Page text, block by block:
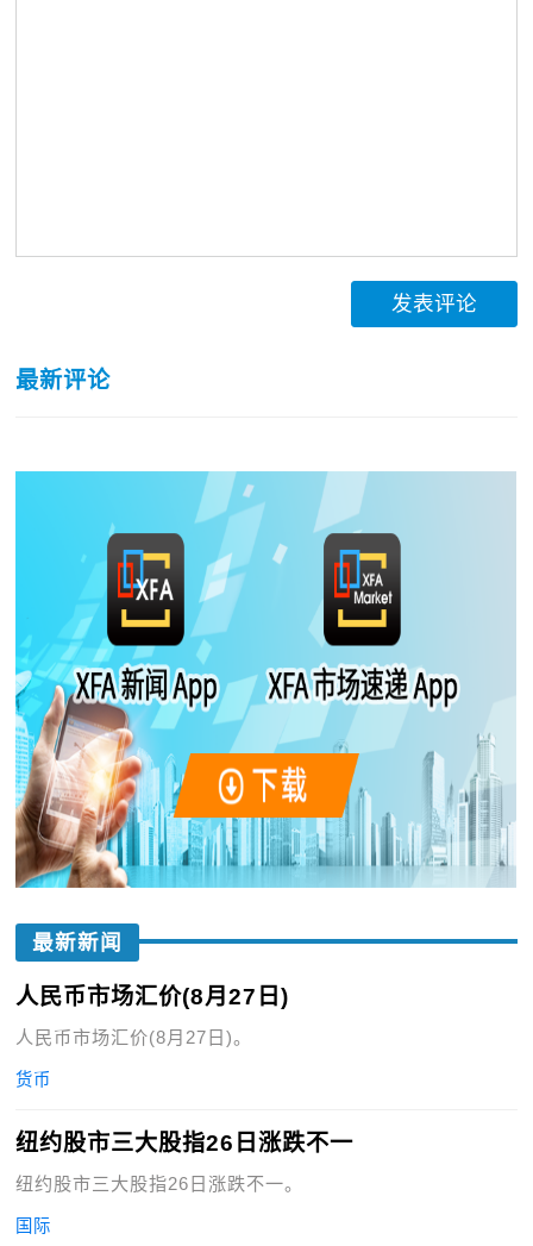
发表评论
最新评论
最新新闻
人民币市场汇价(8月27日)
人民币市场汇价(8月27日)。
货币
纽约股市三大股指26日涨跌不一
纽约股市三大股指26日涨跌不一。
国际